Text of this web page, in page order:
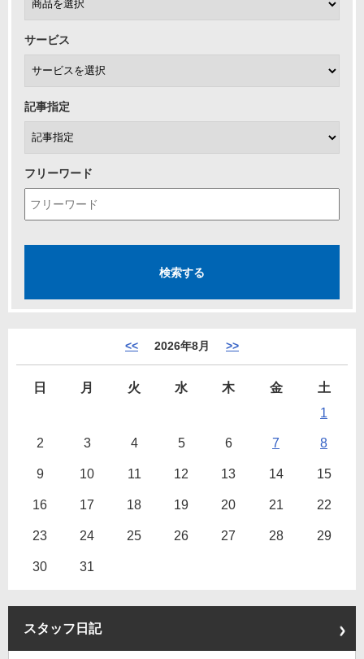
サービス
記事指定
フリーワード
<< 2026年8月 >>
日 月 火 水 木 金
土
1
2 3 4 5 6 7 8
9 10 11 12 13 14 15
16 17 18 19 20 21 22
23 24 25 26 27 28 29
30 31
スタッフ日記